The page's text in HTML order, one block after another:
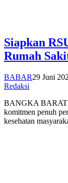
Siapkan
Rumah
BABAR29 Juni
Redaksi
BANGKA BARAT
komitmen penuh
kesehatan